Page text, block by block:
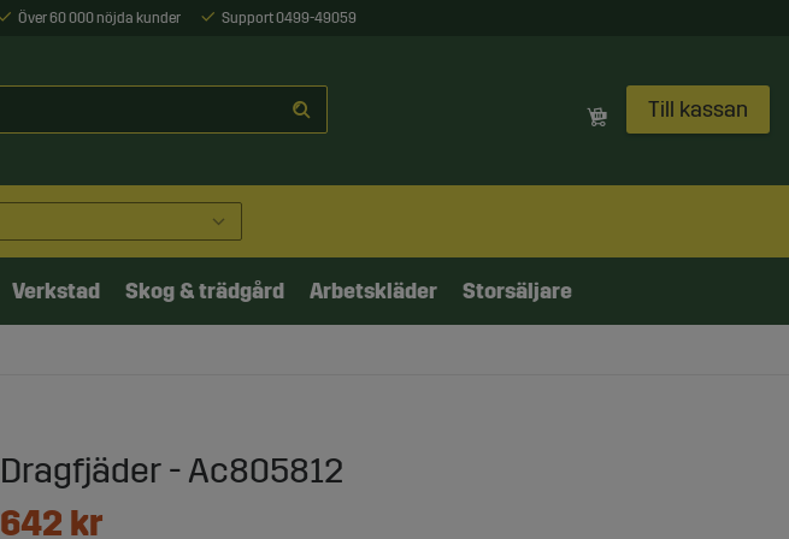
Över 60 000 nöjda kunder Support 0499-49059
Till kassan
Verkstad Skog & trädgård Arbetskläder Storsäljare
Dragfjäder - Ac805812
642 kr